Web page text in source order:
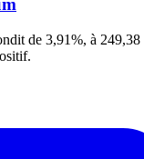
de 3,91%, à 249,38